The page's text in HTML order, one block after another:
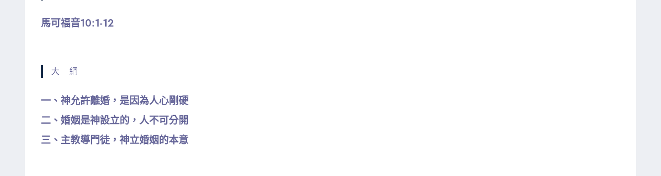
馬可福音10:1-12
大 綱
一、神允許離婚，是因為人心剛硬
二、婚姻是神設立的，人不可分開
三、主教導門徒，神立婚姻的本意